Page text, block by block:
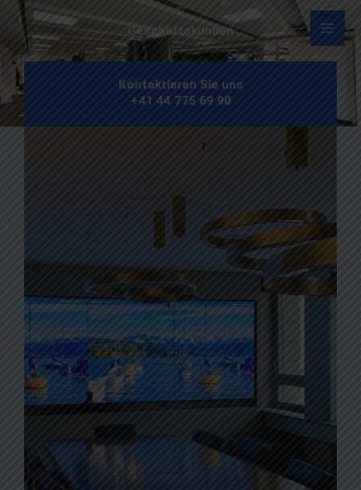
Zum
Inhalt
springen
Geschäftskunden
Kontaktieren Sie uns
+41 44 775 69 90